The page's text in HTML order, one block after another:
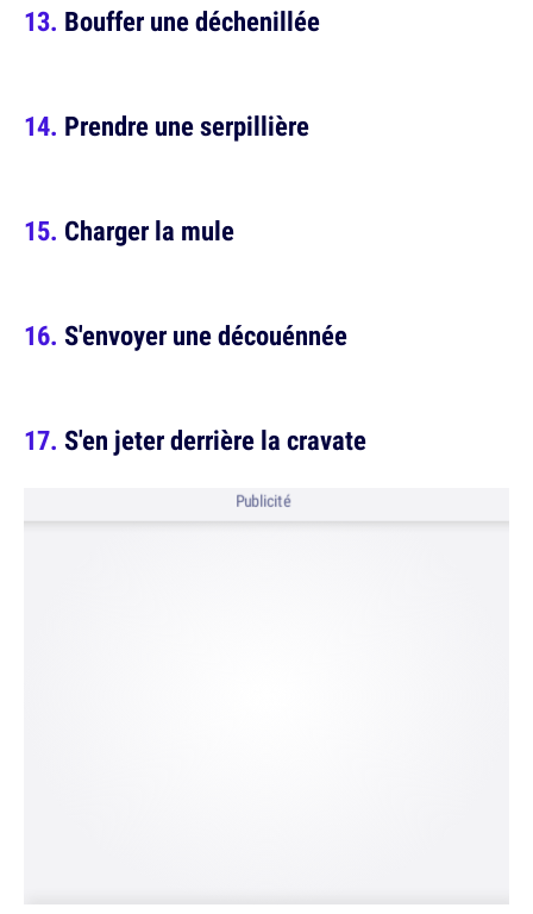
Bouffer une déchenillée
Prendre une serpillière
Charger la mule
S'envoyer une découénnée
S'en jeter derrière la cravate
Publicité